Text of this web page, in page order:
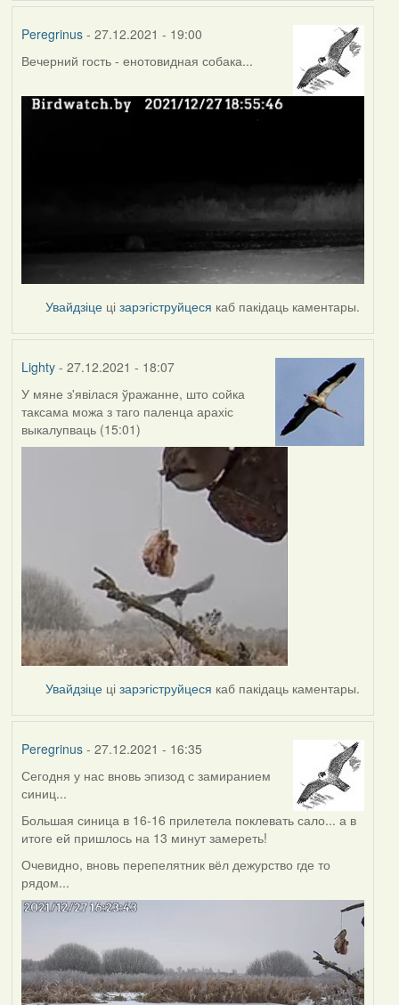
Peregrinus- 27.12.2021 - 19:00
Вечерний гость - енотовидная собака...
Увайдзіце цізарэгіструйцеся каб пакідаць каментары.
Lighty- 27.12.2021 - 18:07
У мяне з'явілася ўражанне, што сойка
таксама можа з таго паленца арахіс
выкалупваць (15:01)
Увайдзіце цізарэгіструйцеся каб пакідаць каментары.
Peregrinus- 27.12.2021 - 16:35
Сегодня у нас вновь эпизод с замиранием
синиц...
Большая синица в 16-16 прилетела поклевать сало... а в
итоге ей пришлось на 13 минут замереть!
Очевидно, вновь перепелятник вёл дежурство где то
рядом...